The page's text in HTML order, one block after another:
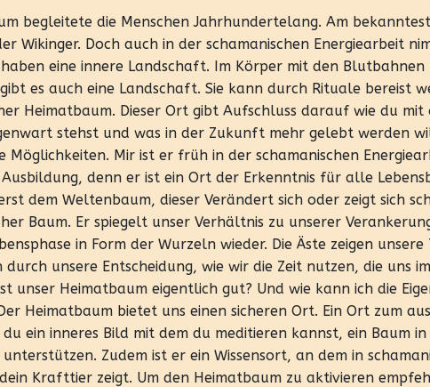
begleitete die Menschen Jahrhundertelang. Am
Wikinger. Doch auch in der schamanischen Energiearbeit
eine innere Landschaft. Im Körper mit den
es auch eine Landschaft. Sie kann durch Rituale bereist
Heimatbaum. Dieser Ort gibt Aufschluss darauf wie du
stehst und was in der Zukunft mehr gelebt werden
Möglichkeiten. Mir ist er früh in der schamanischen
Ausbildung, denn er ist ein Ort der Erkenntnis für alle
dem Weltenbaum, dieser Verändert sich oder zeigt sich
Baum. Er spiegelt unser Verhältnis zu unserer
in Form der Wurzeln wieder. Die Äste zeigen
durch unsere Entscheidung, wie wir die Zeit nutzen, die uns
unser Heimatbaum eigentlich gut? Und wie kann ich die
Heimatbaum bietet uns einen sicheren Ort. Ein Ort zum
ein inneres Bild mit dem du meditieren kannst, ein Baum
Zudem ist er ein Wissensort, an dem in
dein Krafttier zeigt. Um den Heimatbaum zu aktivieren